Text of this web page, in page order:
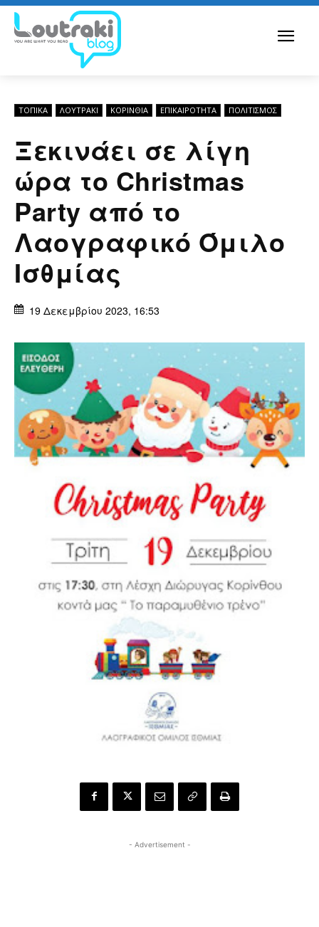
ΤΟΠΙΚΑ ΛΟΥΤΡΆΚΙ ΚΟΡΙΝΘΊΑ ΕΠΙΚΑΙΡΟΤΗΤΑ ΠΟΛΙΤΙΣΜΟΣ
Ξεκινάει σε λίγη
ώρα το Christmas
Party από το
Λαογραφικό Όμιλο
Ισθμίας
19 Δεκεμβρίου 2023, 16:53
- Advertisement -